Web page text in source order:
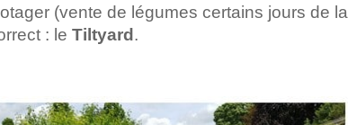
(vente de légumes certains jours de la
: leTiltyard.